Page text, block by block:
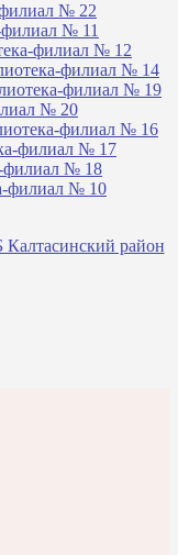
филиал № 22
филиал № 11
филиал № 12
филиал № 14
филиал № 19
№ 20
филиал № 16
филиал № 17
филиал № 18
филиал № 10